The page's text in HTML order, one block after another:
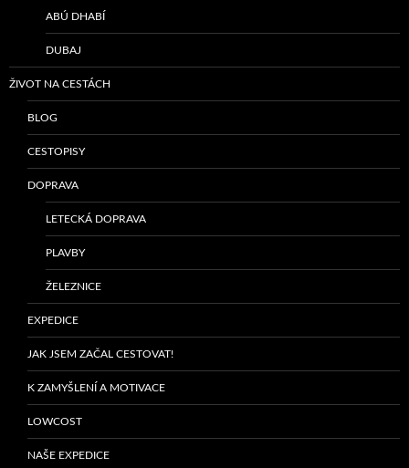
ABÚ DHABÍ
DUBAJ
ŽIVOT NA CESTÁCH
BLOG
CESTOPISY
DOPRAVA
LETECKÁ DOPRAVA
PLAVBY
ŽELEZNICE
EXPEDICE
JAK JSEM ZAČAL CESTOVAT!
K ZAMYŠLENÍ A MOTIVACE
LOWCOST
NAŠE EXPEDICE